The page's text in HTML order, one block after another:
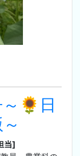
🌻日
当]